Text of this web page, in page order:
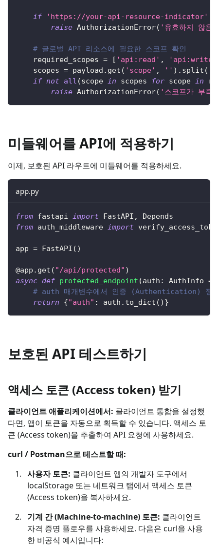
if 'https://your-api-resource-indicator'
raise AuthorizationError( '유효하지 않
# 글로벌 API 리소스에 필요한 스코프 확인
    required_scopes
= [ 'api:read' , 'api:write'
    scopes
= payload . get ( 'scope' , '' ) . split ( '
if not all (scope in scopes for scope in
raise AuthorizationError( '스코프가 부족
미들웨어를 API에 적용하기
이제, 보호된 API 라우트에 미들웨어를 적용하세요.
app.py
from fastapi import FastAPI ,
Depends
from auth_middleware import
app = FastAPI ( )
@app . get ( "/api/protected" )
async def protected_endpoint (auth : AuthInfo =
# auth 매개변수에서 인증 (Authentication) 정보
return
{"auth" : auth . to_dict ( ) }
보호된 API 테스트하기
액세스 토큰 (Access token) 받기
클라이언트 애플리케이션에서: 클라이언트 통합을 설정했
다면, 앱이 토큰을 자동으로 획득할 수 있습니다. 액세스 토
큰 (Access token)을 추출하여 API 요청에 사용하세요.
curl / Postman으로 테스트할 때:
사용자 토큰: 클라이언트 앱의 개발자 도구에서
localStorage 또는 네트워크 탭에서 액세스 토큰
(Access token)을 복사하세요.
기계 간 (Machine-to-machine) 토큰: 클라이언트
자격 증명 플로우를 사용하세요. 다음은 curl을 사용
한 비공식 예시입니다: